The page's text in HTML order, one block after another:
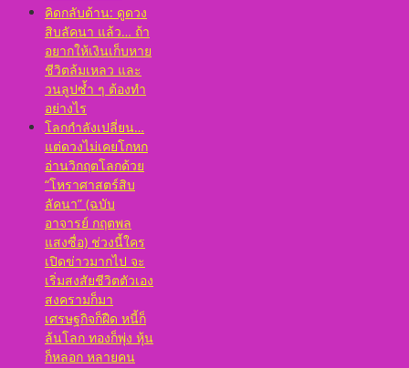
คิดกลับด้าน: ดูดวง
สิบลัคนา แล้ว… ถ้า
อยากให้เงินเก็บหาย
ชีวิตล้มเหลว และ
วนลูปซ้ำ ๆ ต้องทำ
อย่างไร
โลกกำลังเปลี่ยน…
แต่ดวงไม่เคยโกหก
อ่านวิกฤตโลกด้วย
“โหราศาสตร์สิบ
ลัคนา” (ฉบับ
อาจารย์ กฤตพล
แสงซื่อ) ช่วงนี้ใคร
เปิดข่าวมากไป จะ
เริ่มสงสัยชีวิตตัวเอง
สงครามก็มา
เศรษฐกิจก็ฝืด หนี้ก็
ล้นโลก ทองก็พุ่ง หุ้น
ก็หลอก หลายคน